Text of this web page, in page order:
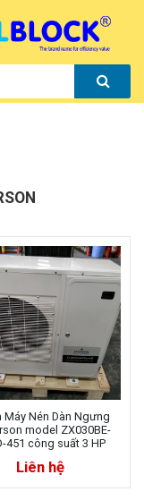
Máy Nén Dàn Ngưng
model ZX030BE-
451 công suất 3 HP
Liên hệ